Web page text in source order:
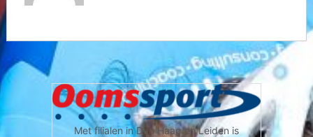
Met filialen in Den Haag en Leiden is